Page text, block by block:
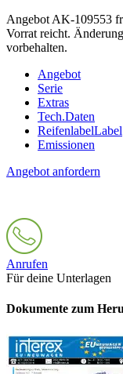
Angebot AK-109553
Vorrat reicht.
vorbehalten.
Angebot
Serie
Extras
Tech.Daten
ReifenlabelLabel
Emissionen
Angebot anfordern
Anrufen
Für deine Unterlagen
Dokumente zum